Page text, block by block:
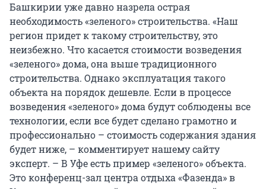
Башкирии уже давно назрела острая
необходимость «зеленого» строительства. «Наш
регион придет к такому строительству, это
неизбежно. Что касается стоимости возведения
«зеленого» дома, она выше традиционного
строительства. Однако эксплуатация такого
объекта на порядок дешевле. Если в процессе
возведения «зеленого» дома будут соблюдены все
технологии, если все будет сделано грамотно и
профессионально – стоимость содержания здания
будет ниже, – комментирует нашему сайту
эксперт. – В Уфе есть пример «зеленого» объекта.
Это конференц-зал центра отдыха «Фазенда» в